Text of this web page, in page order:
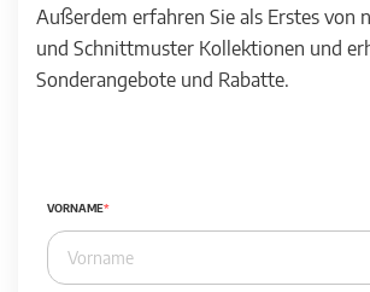
Außerdem erfahren Sie als Erstes von
und Schnittmuster Kollektionen und
Sonderangebote und Rabatte.
VORNAME